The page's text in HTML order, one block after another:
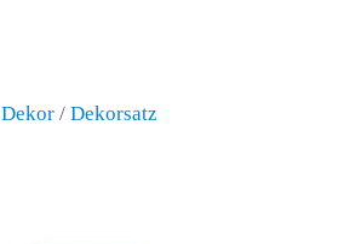
Dekor / Dekorsatz